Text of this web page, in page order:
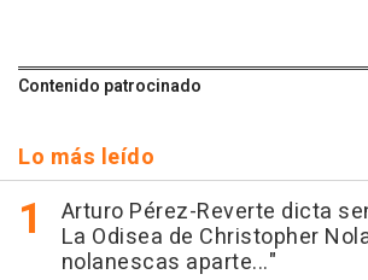
Contenido patrocinado
Lo más leído
Arturo Pérez-Reverte dicta
La Odisea de Christopher
nolanescas aparte..."